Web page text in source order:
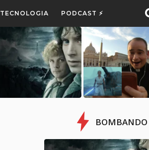
PODCAST ⚡
BOMBANDO